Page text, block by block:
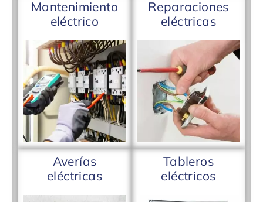
Mantenimiento
eléctrico
Reparaciones
eléctricas
Averías
eléctricas
Tableros
eléctricos